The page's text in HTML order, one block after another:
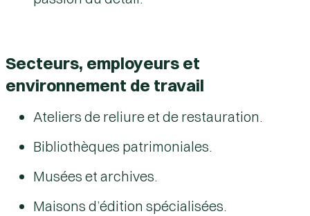
Secteurs, employeurs et
environnement de travail
Ateliers de reliure et de restauration.
Bibliothèques patrimoniales.
Musées et archives.
Maisons d’édition spécialisées.